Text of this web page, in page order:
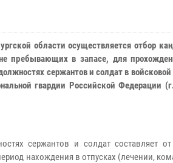
области осуществляется отбор
пребывающих в запасе, для
сержантов и солдат в войсковой
гвардии Российской Федерации
сержантов и солдат составляет от
нахождения в отпусках (лечении,